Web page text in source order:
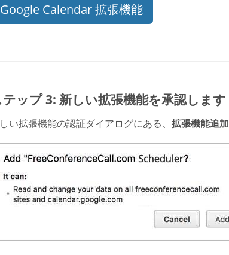
Google Calendar 拡張機能
テップ 3: 新しい拡張機能を承認します
い拡張機能の認証ダイアログにある、 拡張機能追加